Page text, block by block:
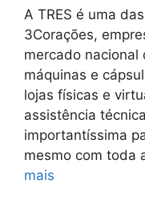
A TRES é uma
3Corações,
mercado nacional
máquinas e
lojas físicas e
assistência
importantíssima
mesmo com toda
mais